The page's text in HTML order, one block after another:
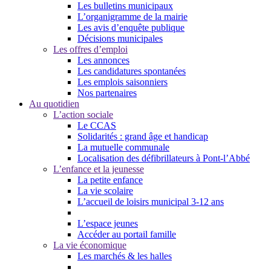
Les bulletins municipaux
L’organigramme de la mairie
Les avis d’enquête publique
Décisions municipales
Les offres d’emploi
Les annonces
Les candidatures spontanées
Les emplois saisonniers
Nos partenaires
Au quotidien
L’action sociale
Le CCAS
Solidarités : grand âge et handicap
La mutuelle communale
Localisation des défibrillateurs à Pont-l’Abbé
L’enfance et la jeunesse
La petite enfance
La vie scolaire
L’accueil de loisirs municipal 3-12 ans
L’espace jeunes
Accéder au portail famille
La vie économique
Les marchés & les halles